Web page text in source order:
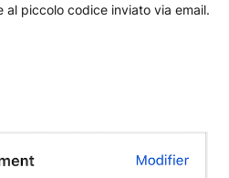
piccolo codice inviato via email.